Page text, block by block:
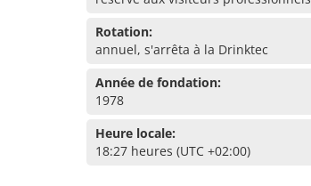
Rotation:
annuel, s'arrêta à la Drinktec
Année de fondation:
1978
Heure locale:
18:27 heures (UTC +02:00)